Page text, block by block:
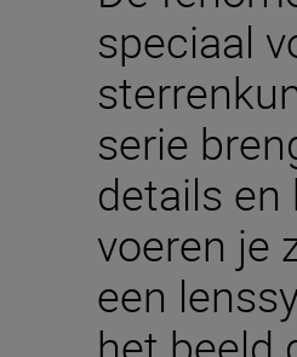
speciaal
serie
details
voeren je
een